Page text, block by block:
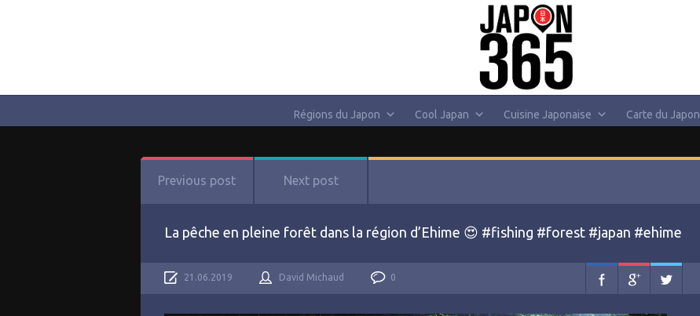
Régions du Japon Cool Japan Cuisine Japonaise Carte du Japon
Previous post Next post
La pêche en pleine forêt dans la région d’Ehime 😍 #fishing #forest #japan #ehime
21.06.2019 David Michaud 0